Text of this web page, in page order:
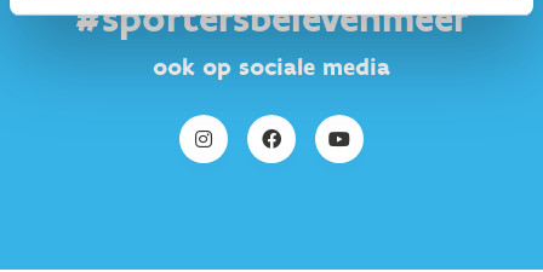
#sportersbelevenmeer
ook op sociale media